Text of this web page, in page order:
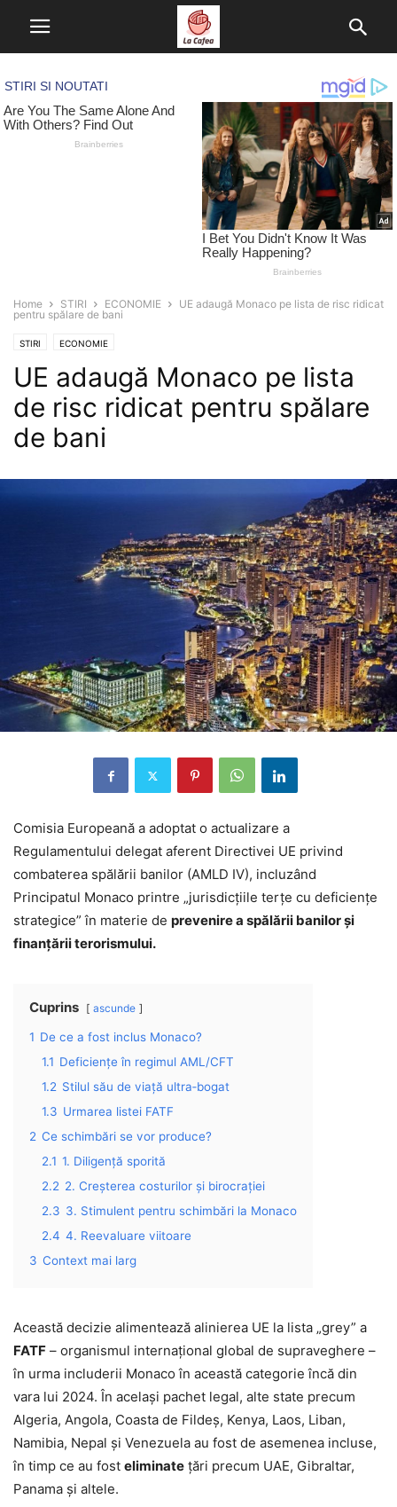
Home STIRI ECONOMIE
UE adaugă Monaco pe lista de risc ridicat
pentru spălare de bani
STIRI ECONOMIE
UE adaugă Monaco pe lista
de risc ridicat pentru spălare
de bani
Comisia Europeană a adoptat o actualizare a
Regulamentului delegat aferent Directivei UE privind
combaterea spălării banilor (AMLD IV), incluzând
Principatul Monaco printre „jurisdicțiile terţe cu deficienţe
strategice” în materie de prevenire a spălării banilor și
finanțării terorismului.
Cuprins ascunde
1 De ce a fost inclus Monaco?
1.1 Deficiențe în regimul AML/CFT
1.2 Stilul său de viață ultra‑bogat
1.3 Urmarea listei FATF
2 Ce schimbări se vor produce?
2.1 1. Diligență sporită
2.2 2. Creșterea costurilor și birocrației
2.3 3. Stimulent pentru schimbări la Monaco
2.4 4. Reevaluare viitoare
3 Context mai larg
Această decizie alimentează alinierea UE la lista „grey” a
FATF – organismul internațional global de supraveghere –
în urma includerii Monaco în această categorie încă din
vara lui 2024. În același pachet legal, alte state precum
Algeria, Angola, Coasta de Fildeș, Kenya, Laos, Liban,
Namibia, Nepal și Venezuela au fost de asemenea incluse,
în timp ce au fost eliminate țări precum UAE, Gibraltar,
Panama și altele.